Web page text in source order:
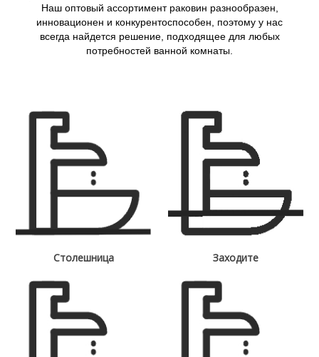
Наш оптовый ассортимент раковин разнообразен,
инновационен и конкурентоспособен, поэтому у нас
всегда найдется решение, подходящее для любых
потребностей ванной комнаты.
Столешница Заходите